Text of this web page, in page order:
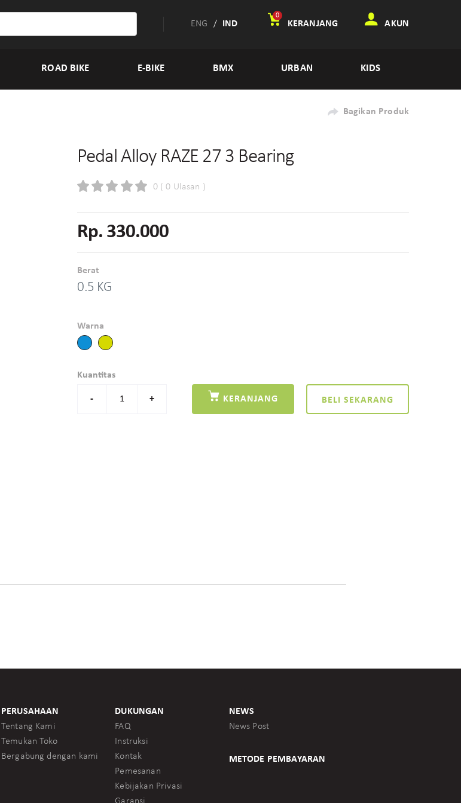
ENG / IND
0
KERANJANG AKUN
ROAD BIKE E-BIKE BMX URBAN KIDS
Bagikan Produk
Pedal Alloy RAZE 27 3 Bearing
0 ( 0 Ulasan )
Rp. 330.000
Berat
0.5 KG
Warna
Kuantitas
- + KERANJANG BELI SEKARANG
PERUSAHAAN
Tentang Kami
Temukan Toko
Bergabung dengan kami
DUKUNGAN
FAQ
Instruksi
Kontak
Pemesanan
Kebijakan Privasi
NEWS
News Post
METODE PEMBAYARAN